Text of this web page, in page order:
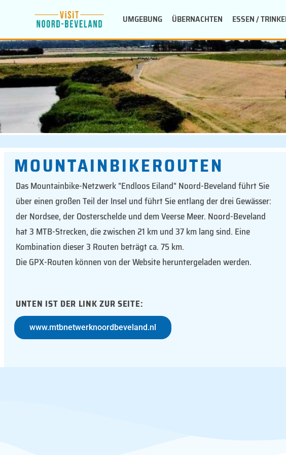
springen
UMGEBUNG ÜBERNACHTEN ESSEN /
MOUNTAINBIKEROUTEN
Das Mountainbike-Netzwerk "Endloos Eiland" Noord-Beveland führt Sie
über einen großen Teil der Insel und führt Sie entlang der drei Gewässer:
der Nordsee, der Oosterschelde und dem Veerse Meer. Noord-Beveland
hat 3 MTB-Strecken, die zwischen 21 km und 37 km lang sind. Eine
Kombination dieser 3 Routen beträgt ca. 75 km.
Die GPX-Routen können von der Website heruntergeladen werden.
UNTEN IST DER LINK ZUR SEITE:
www.mtbnetwerknoordbeveland.nl